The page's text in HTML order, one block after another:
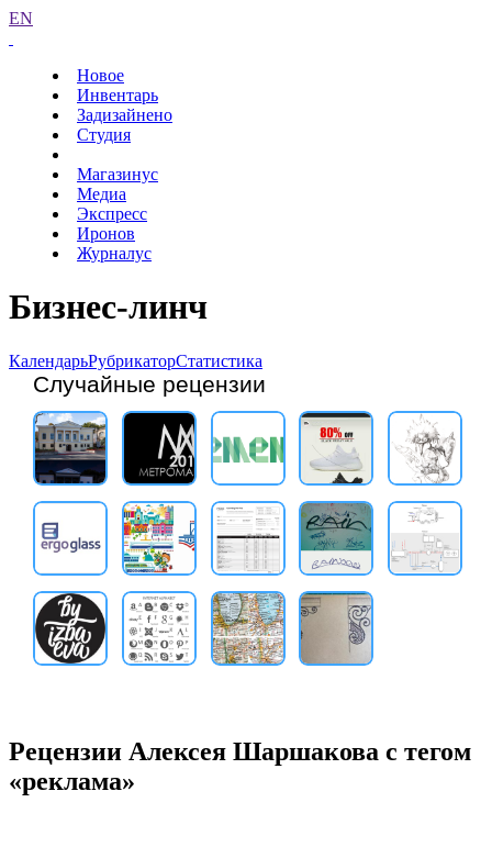
EN
Новое
Инвентарь
Задизайнено
Студия
Магазинус
Медиа
Экспресс
Иронов
Журналус
Бизнес-линч
КалендарьРубрикаторСтатистика
Случайные рецензии
Рецензии Алексея Шаршакова с тегом
«реклама»